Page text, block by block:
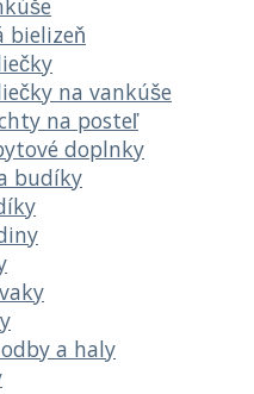
bielizeň
na vankúše
na posteľ
doplnky
budíky
a haly